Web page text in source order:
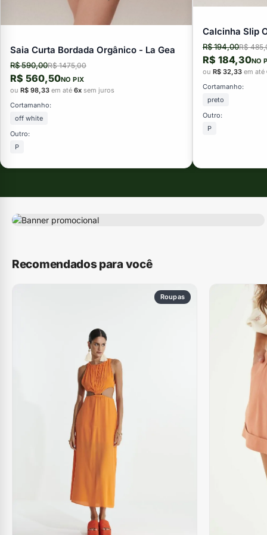
Saia Curta Bordada Orgânico - La Gea
R$ 590,00R$ 1475,00
R$ 560,50NO PIX
ou R$ 98,33 em até 6x sem juros
Cortamanho:
off white
Outro:
P
Calcinha Slip
R$ 194,00R$
R$ 184,30NO
ou R$ 32,33 em até
Cortamanho:
preto
Outro:
P
Recomendados para você
Roupas